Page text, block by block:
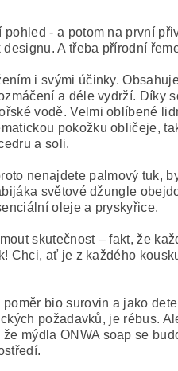
- a potom na první
A třeba přírodní
i svými účinky.
a déle vydrží. Díky
vodě. Velmi oblíbené
pokožku obličeje,
a soli.
nenajdete palmový tuk,
světové džungle
oleje a pryskyřice.
skutečnost – fakt, že
Chci, ať je z každého
bio surovin a jako
požadavků, je rébus.
že mýdla ONWA soap se